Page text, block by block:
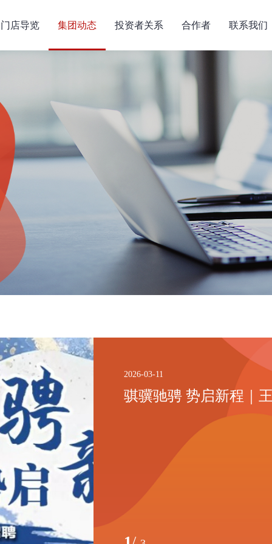
门店导览 集团动态 投资者关系 合作者 联系我们
2026-03-11
骐骥驰骋 势启新程｜